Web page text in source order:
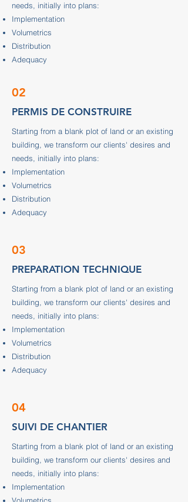
needs, initially into plans:
Implementation
Volumetrics
Distribution
Adequacy
02
PERMIS DE CONSTRUIRE
Starting from a blank plot of land or an existing
building, we transform our clients' desires and
needs, initially into plans:
Implementation
Volumetrics
Distribution
Adequacy
03
PREPARATION TECHNIQUE
Starting from a blank plot of land or an existing
building, we transform our clients' desires and
needs, initially into plans:
Implementation
Volumetrics
Distribution
Adequacy
04
SUIVI DE CHANTIER
Starting from a blank plot of land or an existing
building, we transform our clients' desires and
needs, initially into plans:
Implementation